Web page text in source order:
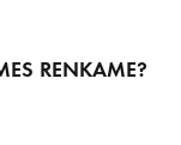
RENKAME?